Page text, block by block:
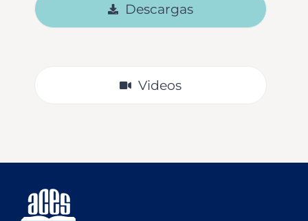
Descargas
Videos